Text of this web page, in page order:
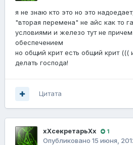
я не знаю кто это но это
"вторая перемена" не айс как то
условиями и железо тут не
обеспечением
но общий крит есть общий крит (((
делать господа!
Цитата
хХсекретарьХх 1
Опубликовано 15 июня,